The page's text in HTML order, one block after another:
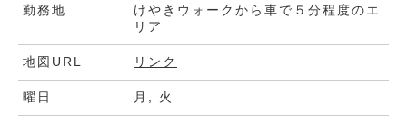
勤務地
けやきウォークから車で５分程度のエ
リア
地図URL リンク
曜日 月, 火